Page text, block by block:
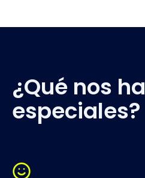
¿Qué nos
especiales?